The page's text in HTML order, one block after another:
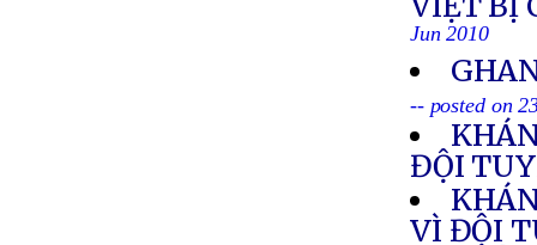
Jun 2010
-- posted on
ĐỘI
VÌ ĐỘI